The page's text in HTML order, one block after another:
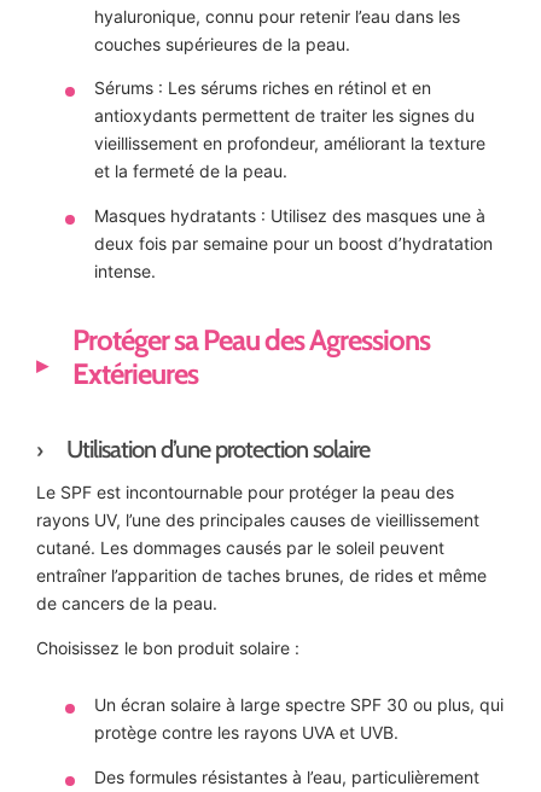
hyaluronique, connu pour retenir l’eau dans les
couches supérieures de la peau.
Sérums : Les sérums riches en rétinol et en
antioxydants permettent de traiter les signes du
vieillissement en profondeur, améliorant la texture
et la fermeté de la peau.
Masques hydratants : Utilisez des masques une à
deux fois par semaine pour un boost d’hydratation
intense.
Protéger sa Peau des Agressions
Extérieures
Utilisation d’une protection solaire
Le SPF est incontournable pour protéger la peau des
rayons UV, l’une des principales causes de vieillissement
cutané. Les dommages causés par le soleil peuvent
entraîner l’apparition de taches brunes, de rides et même
de cancers de la peau.
Choisissez le bon produit solaire :
Un écran solaire à large spectre SPF 30 ou plus, qui
protège contre les rayons UVA et UVB.
Des formules résistantes à l’eau, particulièrement